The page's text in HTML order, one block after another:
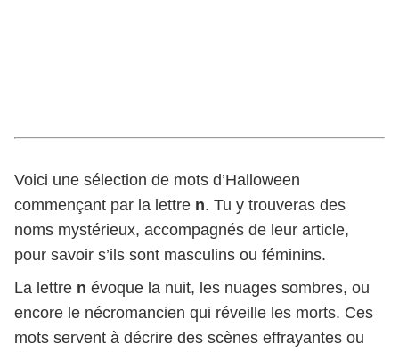
Voici une sélection de mots d’Halloween
commençant par la lettre n. Tu y trouveras des
noms mystérieux, accompagnés de leur article,
pour savoir s’ils sont masculins ou féminins.
La lettre n évoque la nuit, les nuages sombres, ou
encore le nécromancien qui réveille les morts. Ces
mots servent à décrire des scènes effrayantes ou